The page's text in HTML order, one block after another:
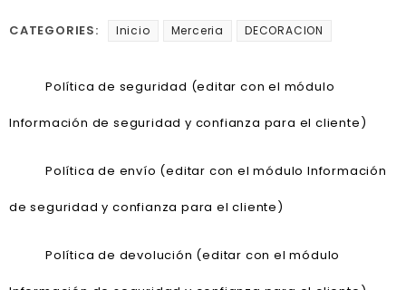
CATEGORIES: Inicio Merceria DECORACION
Política de seguridad (editar con el módulo
Información de seguridad y confianza para el cliente)
Política de envío (editar con el módulo Información
de seguridad y confianza para el cliente)
Política de devolución (editar con el módulo